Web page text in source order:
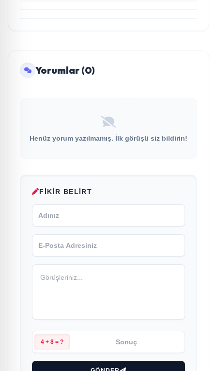
Yorumlar (0)
Henüz yorum yazılmamış. İlk görüşü siz bildirin!
FIKIR BELIRT
4 + 8 = ?